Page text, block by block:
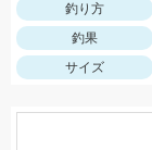
釣り方
釣果
サイズ